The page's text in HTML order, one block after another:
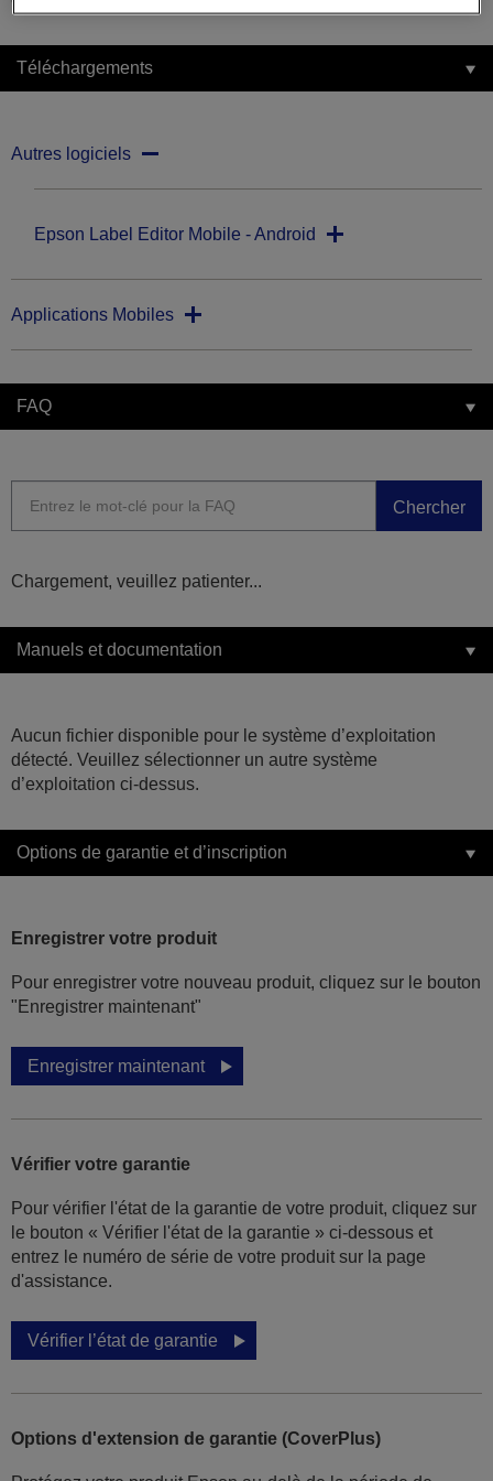
Téléchargements
Autres logiciels
Epson Label Editor Mobile - Android
Applications Mobiles
FAQ
Chercher
Chargement, veuillez patienter...
Manuels et documentation
Aucun fichier disponible pour le système d’exploitation
détecté. Veuillez sélectionner un autre système
d’exploitation ci-dessus.
Options de garantie et d’inscription
Enregistrer votre produit
Pour enregistrer votre nouveau produit, cliquez sur le bouton
"Enregistrer maintenant"
Enregistrer maintenant
Vérifier votre garantie
Pour vérifier l'état de la garantie de votre produit, cliquez sur
le bouton « Vérifier l'état de la garantie » ci-dessous et
entrez le numéro de série de votre produit sur la page
d'assistance.
Vérifier l’état de garantie
Options d'extension de garantie (CoverPlus)